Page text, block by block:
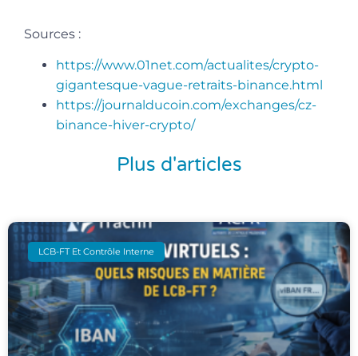
Sources :
https://www.01net.com/actualites/crypto-
gigantesque-vague-retraits-binance.html
https://journalducoin.com/exchanges/cz-
binance-hiver-crypto/
Plus d'articles
LCB-FT Et Contrôle Interne